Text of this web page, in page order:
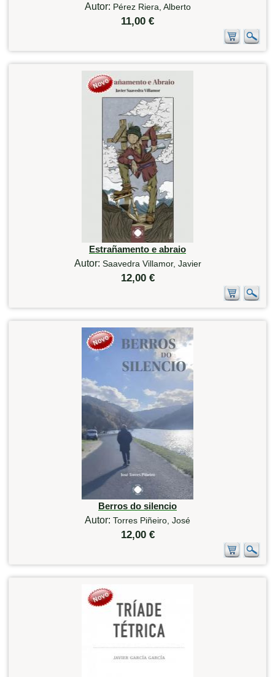
Autor: Pérez Riera, Alberto
11,00 €
Estrañamento e abraio
Autor: Saavedra Villamor, Javier
12,00 €
Berros do silencio
Autor: Torres Piñeiro, José
12,00 €